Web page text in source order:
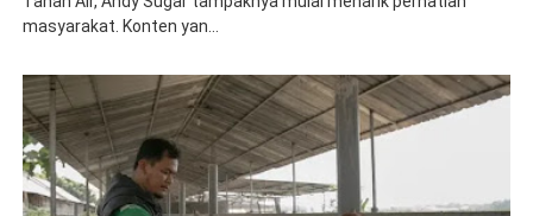
masyarakat. Konten yan...